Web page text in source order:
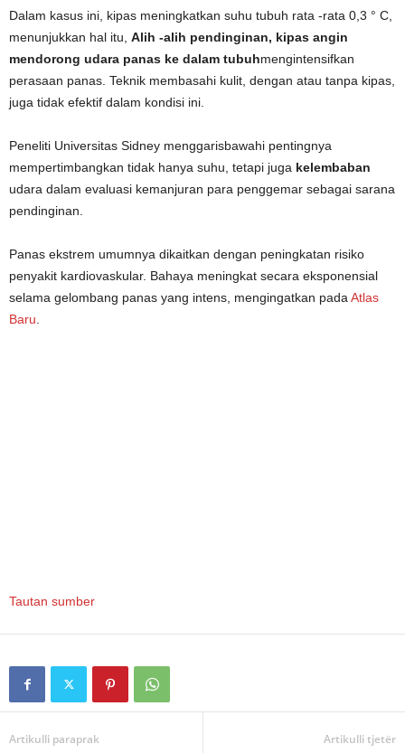
Dalam kasus ini, kipas meningkatkan suhu tubuh rata -rata 0,3 ° C,
menunjukkan hal itu, Alih -alih pendinginan, kipas angin
mendorong udara panas ke dalam tubuhmengintensifkan
perasaan panas. Teknik membasahi kulit, dengan atau tanpa kipas,
juga tidak efektif dalam kondisi ini.
Peneliti Universitas Sidney menggarisbawahi pentingnya
mempertimbangkan tidak hanya suhu, tetapi juga kelembaban
udara dalam evaluasi kemanjuran para penggemar sebagai sarana
pendinginan.
Panas ekstrem umumnya dikaitkan dengan peningkatan risiko
penyakit kardiovaskular. Bahaya meningkat secara eksponensial
selama gelombang panas yang intens, mengingatkan pada Atlas
Baru
Tautan sumber
Artikulli paraprak Artikulli tjetër